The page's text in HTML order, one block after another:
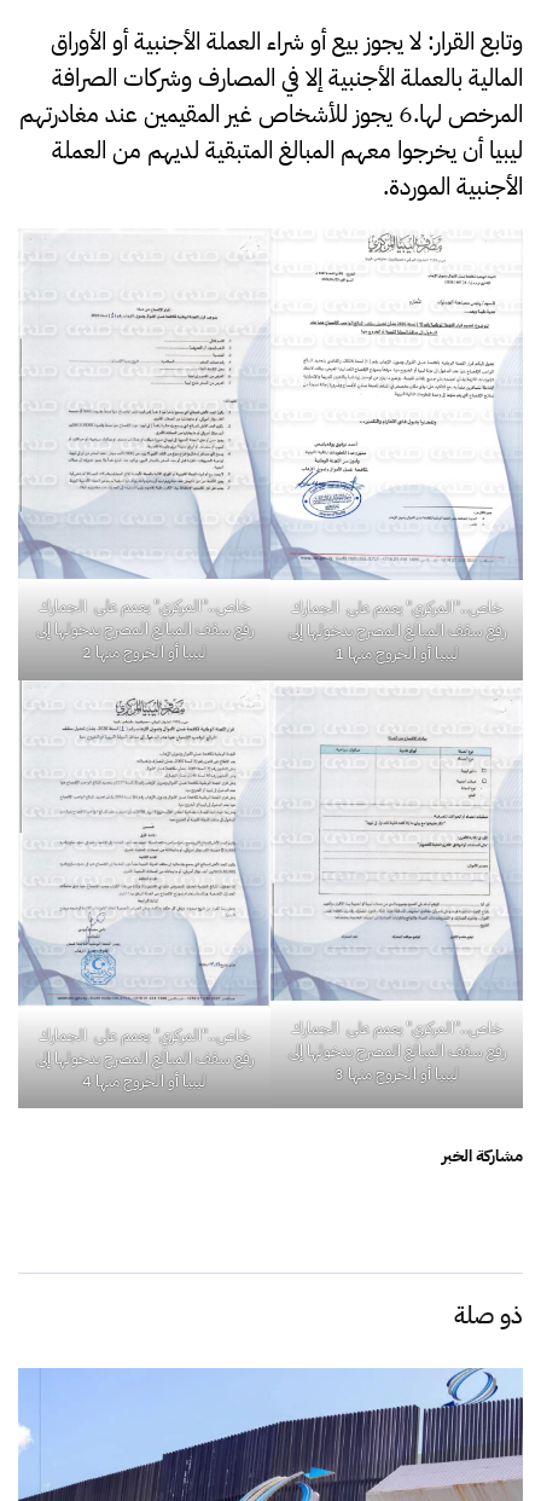
وتابع القرار: لا يجوز بيع أو شراء العملة الأجنبية أو الأوراق
المالية بالعملة الأجنبية إلا في المصارف وشركات الصرافة
المرخص لها.6 يجوز للأشخاص غير المقيمين عند مغادرتهم
ليبيا أن يخرجوا معهم المبالغ المتبقية لديهم من العملة
الأجنبية الموردة.
خاص.."المركزي" يعمم على الجمارك
رفع سقف المبالغ المصرح بدخولها إلى
ليبيا أو الخروج منها 1
خاص.."المركزي" يعمم على الجمارك
رفع سقف المبالغ المصرح بدخولها إلى
ليبيا أو الخروج منها 2
خاص.."المركزي" يعمم على الجمارك
رفع سقف المبالغ المصرح بدخولها إلى
ليبيا أو الخروج منها 3
خاص.."المركزي" يعمم على الجمارك
رفع سقف المبالغ المصرح بدخولها إلى
ليبيا أو الخروج منها 4
مشاركة الخبر
ذو صلة